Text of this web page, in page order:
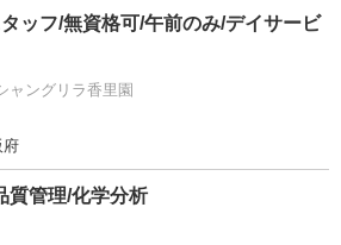
ッフ/無資格可/午前のみ/デイサービ
ャングリラ香里園
府
質管理/化学分析